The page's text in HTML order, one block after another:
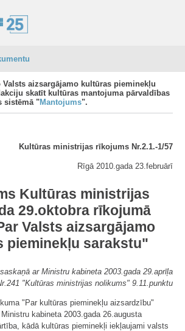
Valsts aizsargājamo kultūras pieminekļu
skatīt kultūras mantojuma pārvaldības
sistēmā "Mantojums".
Kultūras ministrijas rīkojums Nr.2.1.-1/57
Rīgā 2010.gada 23.februārī
Kultūras ministrijas
29.oktobra rīkojumā
Valsts aizsargājamo
pieminekļu sarakstu"
ar Ministru kabineta 2003.gada 29.aprīļa
"Kultūras ministrijas nolikums" 9.11.punktu
"Par kultūras pieminekļu aizsardzību"
kabineta 2003.gada 26.augusta
kādā kultūras pieminekļi iekļaujami valsts